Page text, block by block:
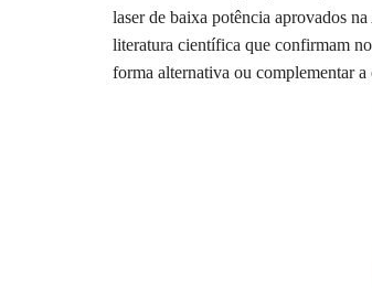
laser de baixa potência aprovados
literatura científica que confirmam
forma alternativa ou complementar a